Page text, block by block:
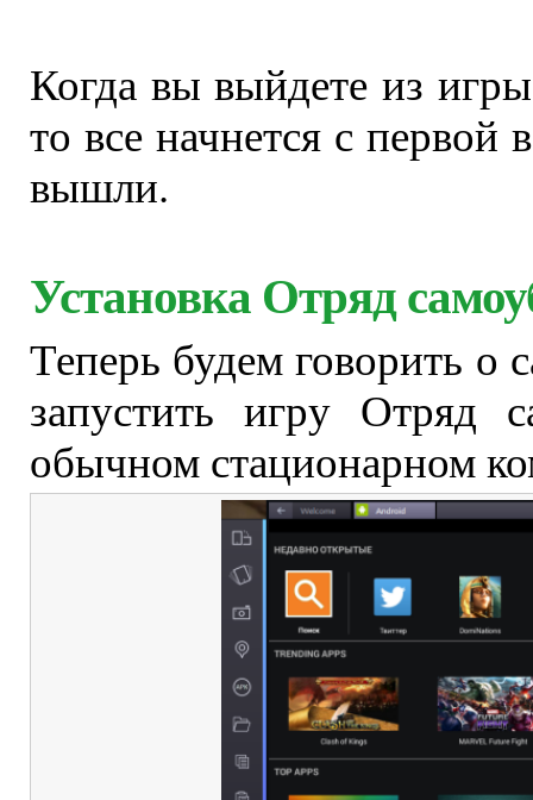
Когда вы выйдете из
то все начнется с
вышли.
Установка Отряд
Теперь будем говорить
запустить игру Отряд
обычном стационарном